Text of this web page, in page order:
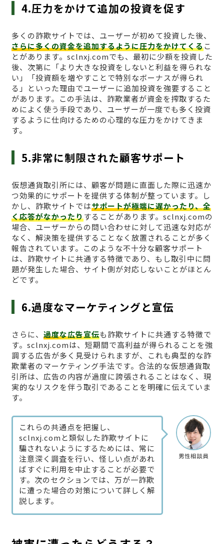
4.圧力をかけて追加の投資を促す
多くの詐欺サイトでは、ユーザーが初めて投資した後、
さらに多くの資金を追加するように圧力をかけてくるこ
とがあります。sclnxj.comでも、最初に少額を投資した
後、次第に「より大きな投資をしないと利益を得られな
い」「投資額を増やすことで特別なボーナスが得られ
る」といった理由でユーザーに追加投資を強要すること
があります。この手法は、詐欺業者が資金を搾取するた
めによく使う手段であり、ユーザーが一度でも多く投資
するように仕向けるための心理的な圧力をかけてきま
す。
5.非常に制限された顧客サポート
仮想通貨取引所には、顧客が問題に直面した際に迅速か
つ効果的にサポートを提供する体制が整っています。し
かし、詐欺サイトではサポートが極端に遅かったり、全
く応答がなかったりすることがあります。sclnxj.comの
場合、ユーザーからの問い合わせに対して迅速な対応が
なく、解決策を提供することなく放置されることが多く
報告されています。このような不十分な顧客サポート
は、詐欺サイトに共通する特徴であり、もし取引中に問
題が発生した場合、サイト側が対応しないことがほとん
どです。
6.過度なマーケティングと宣伝
さらに、 過度な広告宣伝も詐欺サイトに共通する特徴で
す。sclnxj.comは、短期間で高利益が得られることを強
調する広告が多く見受けられますが、これも典型的な詐
欺業者のマーケティング手法です。合法的な仮想通貨取
引所は、広告の内容が過度に誇張されることはなく、現
実的なリスクを伴う取引であることを明確に伝えていま
す。
男性相談員
これらの共通点を把握し、
sclnxj.comと類似した詐欺サイトに
騙されないようにするためには、常に
注意深く調査を行い、怪しい点があれ
ばすぐに利用を中止することが必要で
す。次のセクションでは、万が一詐欺
に遭った場合の対策について詳しく解
説します。